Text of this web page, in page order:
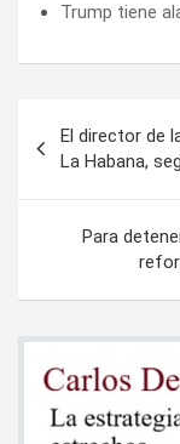
Trump tiene
de
entradas
El director de
La Habana,
Para